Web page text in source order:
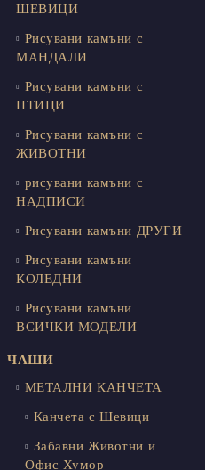
ШЕВИЦИ
Рисувани камъни с
МАНДАЛИ
Рисувани камъни с
ПТИЦИ
Рисувани камъни с
ЖИВОТНИ
рисувани камъни с
НАДПИСИ
Рисувани камъни ДРУГИ
Рисувани камъни
КОЛЕДНИ
Рисувани камъни
ВСИЧКИ МОДЕЛИ
ЧАШИ
МЕТАЛНИ КАНЧЕТА
Канчета с Шевици
Забавни Животни и
Офис Хумор